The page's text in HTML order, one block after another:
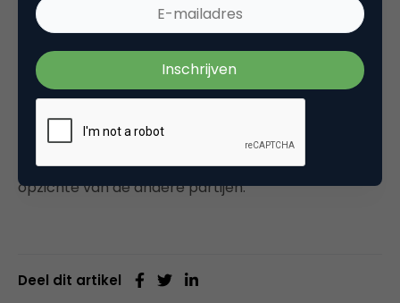
Is er ruimte voor twee grote platforms voor logo-
design in Nederland? Kreileman vindt natuurlijk van
wel. “De markt is gigantisch groot. Nog steeds heeft
iedere starter een huisstijl en een visitekaartje
partijen. Maar natuurlijk proberen wij wel
performen: echt een voordeel te bieden ten
opzichte van de andere partijen.”
Deel dit artikel